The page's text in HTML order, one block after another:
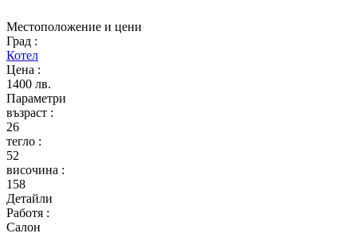
Местоположение и цени
Град :
Котел
Цена :
1400 лв.
Параметри
възраст :
26
тегло :
52
височина :
158
Детайли
Работя :
Салон